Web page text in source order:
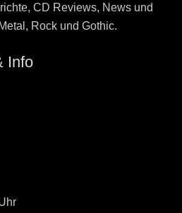
CD Reviews, News und
Rock und Gothic.
Info